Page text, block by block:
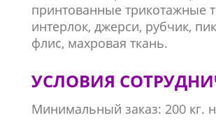
принтованные трикотажные
интерлок, джерси, рубчик,
флис, махровая ткань.
УСЛОВИЯ
Минимальный заказ: 200 кг.